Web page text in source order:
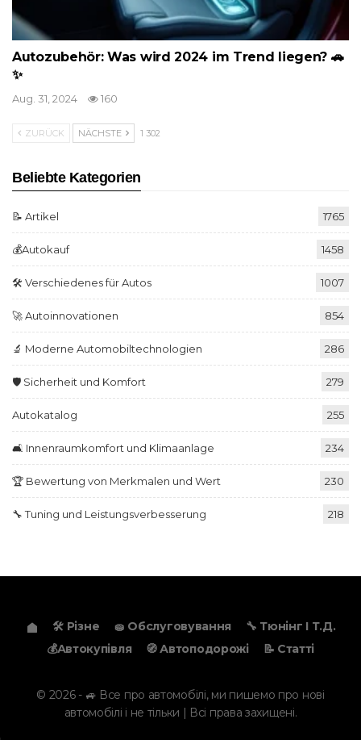
Autozubehör: Was wird 2024 im Trend liegen? 🚗
✨
Aug. 31, 2024 160
ZURÜCK NÄCHSTE 1 302
Beliebte Kategorien
📝 Artikel 1765
💰Autokauf 1458
🛠️ Verschiedenes für Autos 1007
🚀 Autoinnovationen 854
🔬 Moderne Automobiltechnologien 286
🛡️ Sicherheit und Komfort 279
Autokatalog 255
🛋️ Innenraumkomfort und Klimaanlage 234
🏆 Bewertung von Merkmalen und Wert 230
🔧 Tuning und Leistungsverbesserung 218
🛠️ Різне 🧽 Обслуговування
🔧 Тюнінг І Т.д.
💰Автокупівля
🧭 Автоподорожі 📝 Статті
© 2026 - 🚙 Все про автомобілі, ми пишемо про нові
автомобілі і не тільки | Всі права захищені.